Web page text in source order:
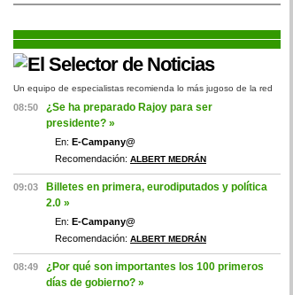
Un equipo de especialistas recomienda lo más jugoso de la red
08:50
¿Se ha preparado Rajoy para ser
presidente? »
En: E-Campany@
Recomendación: ALBERT MEDRÁN
09:03
Billetes en primera, eurodiputados y política
2.0 »
En: E-Campany@
Recomendación: ALBERT MEDRÁN
08:49
¿Por qué son importantes los 100 primeros
días de gobierno? »